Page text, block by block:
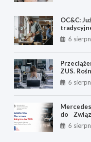
OC&C:
sklepów
6
ZUS.
stresem
6
do
6